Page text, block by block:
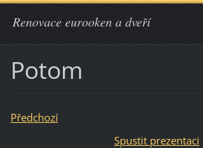
Renovace eurooken a dveří
Potom
Předchozí
Spustit prezentaci